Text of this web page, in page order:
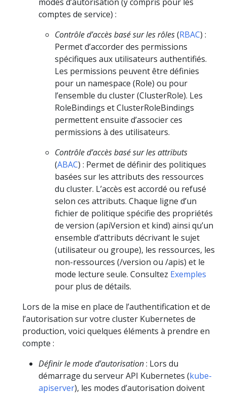
comptes de service) :
Contrôle d’accès basé sur les rôles(RBAC) :
Permet d’accorder des permissions
spécifiques aux utilisateurs authentifiés.
Les permissions peuvent être définies
pour un namespace (Role) ou pour
l’ensemble du cluster (ClusterRole). Les
RoleBindings et ClusterRoleBindings
permettent ensuite d’associer ces
permissions à des utilisateurs.
Contrôle d’accès basé sur les attributs
(ABAC) : Permet de définir des politiques
basées sur les attributs des ressources
du cluster. L’accès est accordé ou refusé
selon ces attributs. Chaque ligne d’un
fichier de politique spécifie des propriétés
de version (apiVersion et kind) ainsi qu’un
ensemble d’attributs décrivant le sujet
(utilisateur ou groupe), les ressources, les
non-ressources (/version ou /apis) et le
mode lecture seule. Consultez Exemples
pour plus de détails.
Lors de la mise en place de l’authentification et de
l’autorisation sur votre cluster Kubernetes de
production, voici quelques éléments à prendre en
compte :
Définir le mode d’autorisation: Lors du
démarrage du serveur API Kubernetes (kube-
apiserver), les modes d’autorisation doivent